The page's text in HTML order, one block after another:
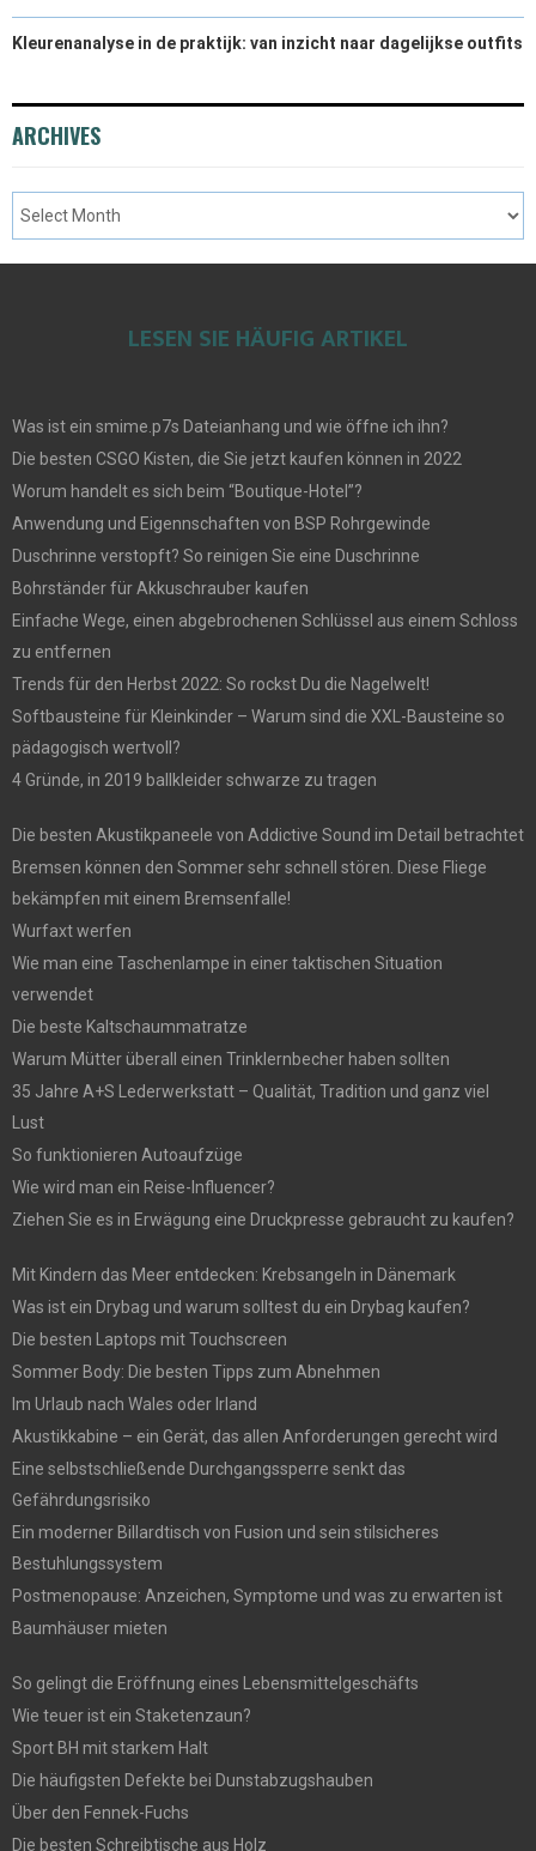
Kleurenanalyse in de praktijk: van inzicht naar dagelijkse outfits
ARCHIVES
LESEN SIE HÄUFIG ARTIKEL
Was ist ein smime.p7s Dateianhang und wie öffne ich ihn?
Die besten CSGO Kisten, die Sie jetzt kaufen können in 2022
Worum handelt es sich beim “Boutique-Hotel”?
Anwendung und Eigennschaften von BSP Rohrgewinde
Duschrinne verstopft? So reinigen Sie eine Duschrinne
Bohrständer für Akkuschrauber kaufen
Einfache Wege, einen abgebrochenen Schlüssel aus einem Schloss
zu entfernen
Trends für den Herbst 2022: So rockst Du die Nagelwelt!
Softbausteine für Kleinkinder – Warum sind die XXL-Bausteine so
pädagogisch wertvoll?
4 Gründe, in 2019 ballkleider schwarze zu tragen
Die besten Akustikpaneele von Addictive Sound im Detail betrachtet
Bremsen können den Sommer sehr schnell stören. Diese Fliege
bekämpfen mit einem Bremsenfalle!
Wurfaxt werfen
Wie man eine Taschenlampe in einer taktischen Situation
verwendet
Die beste Kaltschaummatratze
Warum Mütter überall einen Trinklernbecher haben sollten
35 Jahre A+S Lederwerkstatt – Qualität, Tradition und ganz viel
Lust
So funktionieren Autoaufzüge
Wie wird man ein Reise-Influencer?
Ziehen Sie es in Erwägung eine Druckpresse gebraucht zu kaufen?
Mit Kindern das Meer entdecken: Krebsangeln in Dänemark
Was ist ein Drybag und warum solltest du ein Drybag kaufen?
Die besten Laptops mit Touchscreen
Sommer Body: Die besten Tipps zum Abnehmen
Im Urlaub nach Wales oder Irland
Akustikkabine – ein Gerät, das allen Anforderungen gerecht wird
Eine selbstschließende Durchgangssperre senkt das
Gefährdungsrisiko
Ein moderner Billardtisch von Fusion und sein stilsicheres
Bestuhlungssystem
Postmenopause: Anzeichen, Symptome und was zu erwarten ist
Baumhäuser mieten
So gelingt die Eröffnung eines Lebensmittelgeschäfts
Wie teuer ist ein Staketenzaun?
Sport BH mit starkem Halt
Die häufigsten Defekte bei Dunstabzugshauben
Über den Fennek-Fuchs
Die besten Schreibtische aus Holz